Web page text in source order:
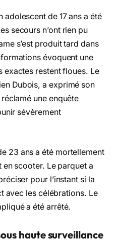
adolescent de 17 ans a été
secours n’ont rien pu
s’est produit tard dans
évoquent une
exactes restent floues. Le
Dubois, a exprimé son
une enquête
sévèrement
23 ans a été mortellement
en scooter. Le parquet a
pour l’instant si la
avec les célébrations. Le
a été arrêté.
haute surveillance